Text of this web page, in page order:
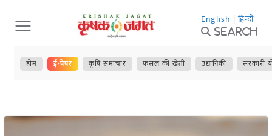
Skip
to
content
English | हिन्दी
Search
होम ई-पेपर कृषि समाचार फसल की खेती उद्यानिकी सरकारी